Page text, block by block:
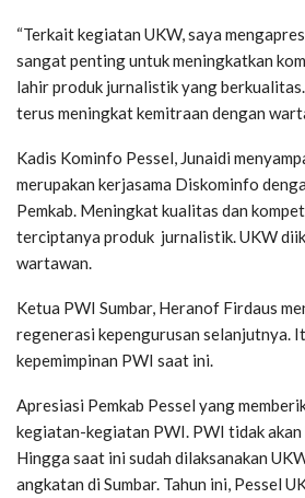
“Terkait kegiatan UKW, saya
sangat penting untuk meningkatkan
lahir produk jurnalistik yang
terus meningkat kemitraan dengan
Kadis Kominfo Pessel, Junaidi
merupakan kerjasama Diskominfo
Pemkab. Meningkat kualitas dan
terciptanya produk jurnalistik. UKW
wartawan.
Ketua PWI Sumbar, Heranof Firdaus
regenerasi kepengurusan selanjutnya.
kepemimpinan PWI saat ini.
Apresiasi Pemkab Pessel yang
kegiatan-kegiatan PWI. PWI tidak
Hingga saat ini sudah dilaksanakan
angkatan di Sumbar. Tahun ini, Pessel